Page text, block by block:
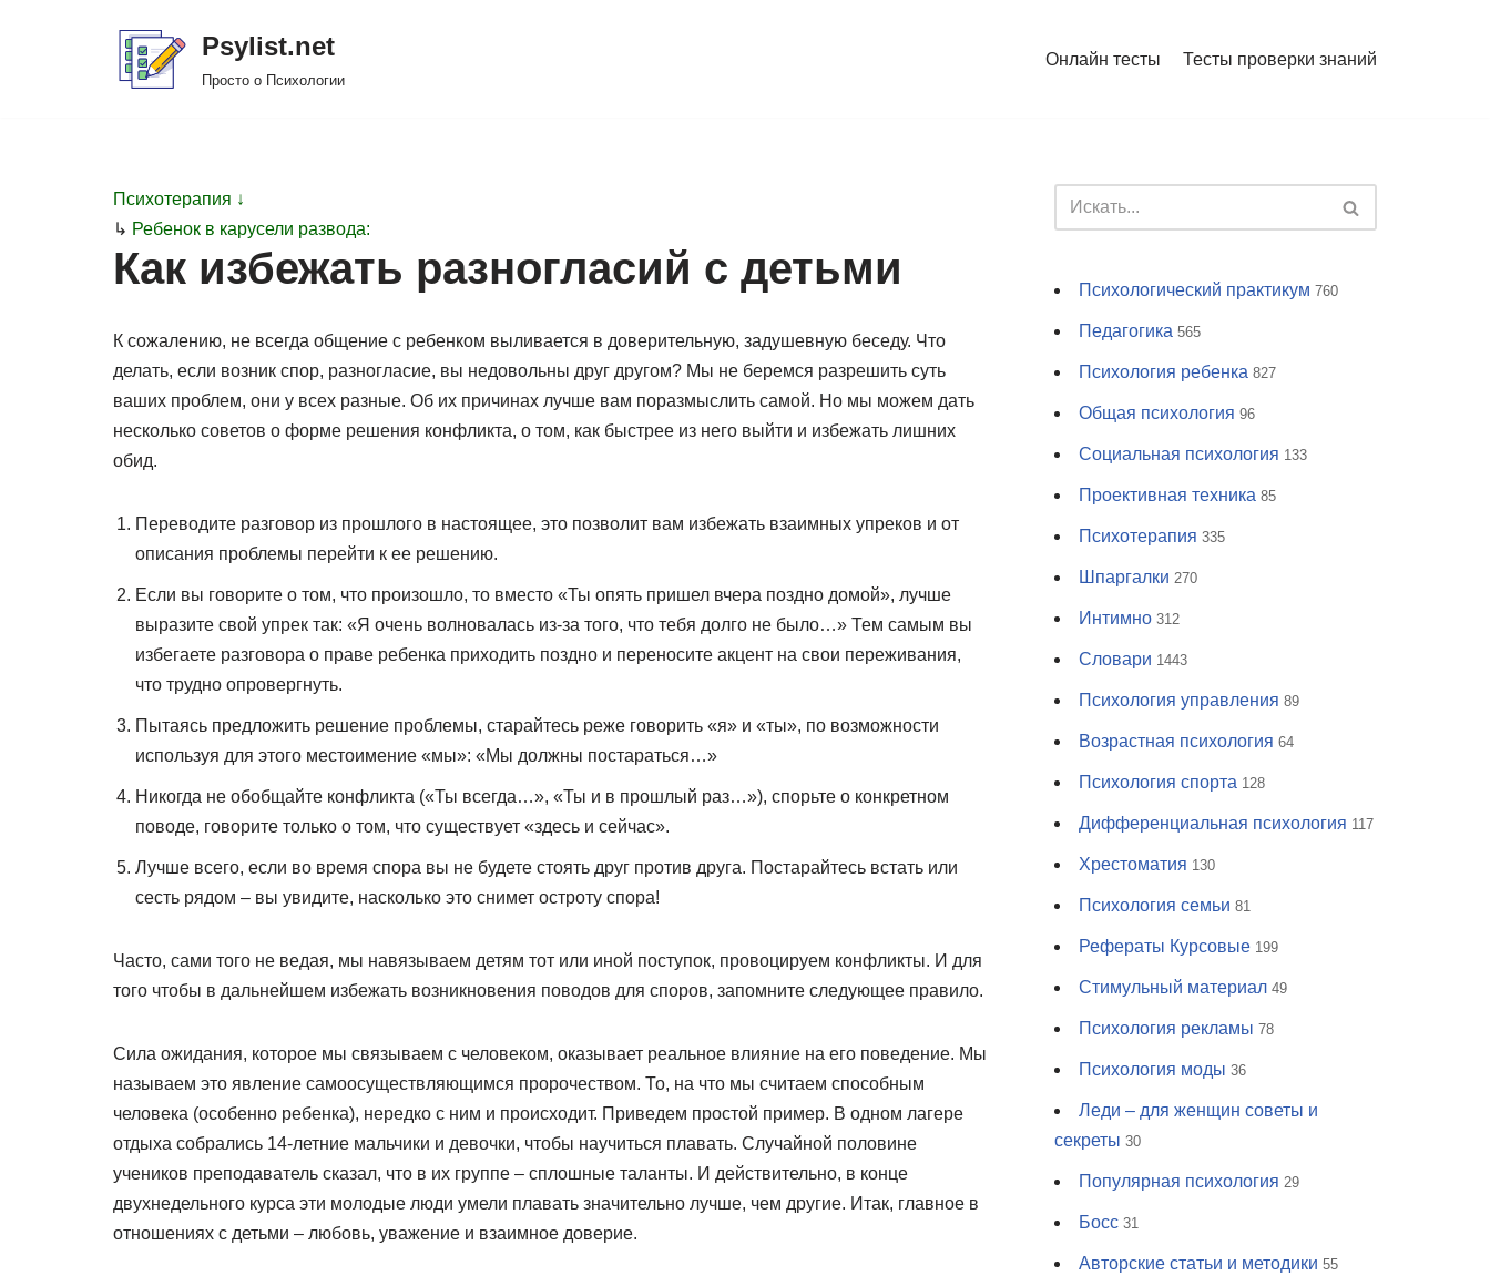
Psylist.net
Просто о Психологии
Онлайн тесты Тесты проверки знаний
Психотерапия ↓
↳ Ребенок в карусели развода:
Как избежать разногласий с детьми
К сожалению, не всегда общение с ребенком выливается в доверительную, задушевную беседу. Что
делать, если возник спор, разногласие, вы недовольны друг другом? Мы не беремся разрешить суть
ваших проблем, они у всех разные. Об их причинах лучше вам поразмыслить самой. Но мы можем дать
несколько советов о форме решения конфликта, о том, как быстрее из него выйти и избежать лишних
обид.
Переводите разговор из прошлого в настоящее, это позволит вам избежать взаимных упреков и от
описания проблемы перейти к ее решению.
Если вы говорите о том, что произошло, то вместо «Ты опять пришел вчера поздно домой», лучше
выразите свой упрек так: «Я очень волновалась из-за того, что тебя долго не было…» Тем самым вы
избегаете разговора о праве ребенка приходить поздно и переносите акцент на свои переживания,
что трудно опровергнуть.
Пытаясь предложить решение проблемы, старайтесь реже говорить «я» и «ты», по возможности
используя для этого местоимение «мы»: «Мы должны постараться…»
Никогда не обобщайте конфликта («Ты всегда…», «Ты и в прошлый раз…»), спорьте о конкретном
поводе, говорите только о том, что существует «здесь и сейчас».
Лучше всего, если во время спора вы не будете стоять друг против друга. Постарайтесь встать или
сесть рядом – вы увидите, насколько это снимет остроту спора!
Часто, сами того не ведая, мы навязываем детям тот или иной поступок, провоцируем конфликты. И для
того чтобы в дальнейшем избежать возникновения поводов для споров, запомните следующее правило.
Сила ожидания, которое мы связываем с человеком, оказывает реальное влияние на его поведение. Мы
называем это явление самоосуществляющимся пророчеством. То, на что мы считаем способным
человека (особенно ребенка), нередко с ним и происходит. Приведем простой пример. В одном лагере
отдыха собрались 14-летние мальчики и девочки, чтобы научиться плавать. Случайной половине
учеников преподаватель сказал, что в их группе – сплошные таланты. И действительно, в конце
двухнедельного курса эти молодые люди умели плавать значительно лучше, чем другие. Итак, главное в
отношениях с детьми – любовь, уважение и взаимное доверие.
Психологический практикум 760
Педагогика 565
Психология ребенка 827
Общая психология 96
Социальная психология 133
Проективная техника 85
Психотерапия 335
Шпаргалки 270
Интимно 312
Словари 1443
Психология управления 89
Возрастная психология 64
Психология спорта 128
Дифференциальная психология 117
Хрестоматия 130
Психология семьи 81
Рефераты Курсовые 199
Стимульный материал 49
Психология рекламы 78
Психология моды 36
Леди – для женщин советы и
секреты 30
Популярная психология 29
Босс 31
Авторские статьи и методики 55